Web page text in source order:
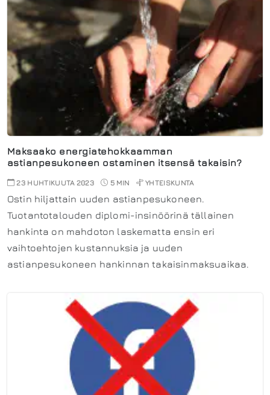
Maksaako energiatehokkaamman
astianpesukoneen ostaminen itsensä takaisin?
23 HUHTIKUUTA 2023 5 MIN YHTEISKUNTA
Ostin hiljattain uuden astianpesukoneen.
Tuotantotalouden diplomi-insinöörinä tällainen
hankinta on mahdoton laskematta ensin eri
vaihtoehtojen kustannuksia ja uuden
astianpesukoneen hankinnan takaisinmaksuaikaa.